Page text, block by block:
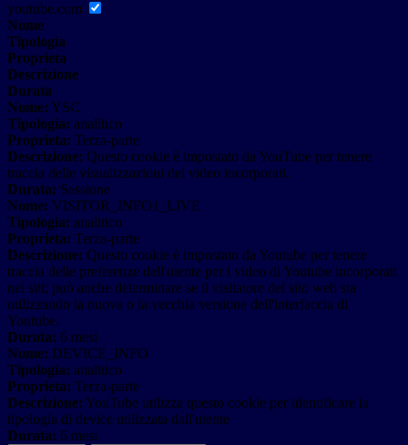
youtube.com
Nome
Tipologia
Proprieta
Descrizione
Durata
Nome: YSC
Tipologia: analitico
Proprieta: Terza-parte
Descrizione: Questo cookie è impostato da YouTube per tenere
traccia delle visualizzazioni dei video incorporati.
Durata: Sessione
Nome: VISITOR_INFO1_LIVE
Tipologia: analitico
Proprieta: Terza-parte
Descrizione: Questo cookie è impostato da Youtube per tenere
traccia delle preferenze dell'utente per i video di Youtube incorporati
nei siti; può anche determinare se il visitatore del sito web sta
utilizzando la nuova o la vecchia versione dell'interfaccia di
Youtube.
Durata: 6 mesi
Nome: DEVICE_INFO
Tipologia: analitico
Proprieta: Terza-parte
Descrizione: YouTube utilizza questo cookie per identificare la
tipologia di device utilizzata dall'utente
Durata: 6 mesi